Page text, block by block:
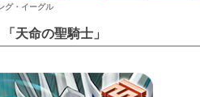
グ・イーグル
「天命の聖騎士」